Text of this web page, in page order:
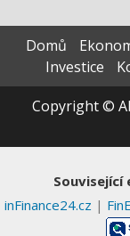
Domů
Investice
Copyright ©
Související
inFinance24.cz |